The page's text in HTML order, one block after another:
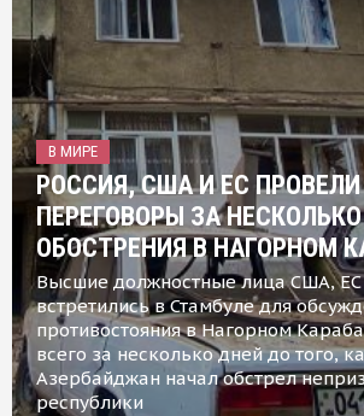
В МИРЕ
РОССИЯ, США И ЕС
ПЕРЕГОВОРЫ ЗА
ОБОСТРЕНИЯ В НАГОРНОМ
Высшие должностные лица США, ЕС
встретились в Стамбуле для
противостояния в Нагорном
всего за несколько дней до того,
Азербайджан начал обстрел
республики